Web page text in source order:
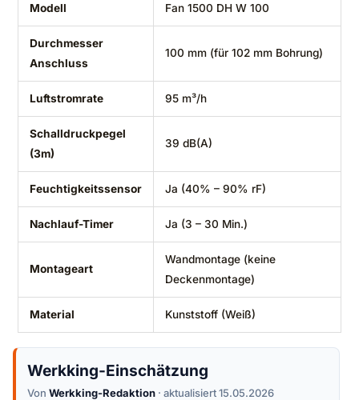
Modell Fan 1500 DH W 100
Durchmesser
Anschluss
100 mm (für 102 mm Bohrung)
Luftstromrate 95 m³/h
Schalldruckpegel
(3m)
39 dB(A)
Feuchtigkeitssensor Ja (40% – 90% rF)
Nachlauf-Timer Ja (3 – 30 Min.)
Montageart
Wandmontage (keine
Deckenmontage)
Material Kunststoff (Weiß)
Werkking-Einschätzung
Von Werkking-Redaktion · aktualisiert 15.05.2026